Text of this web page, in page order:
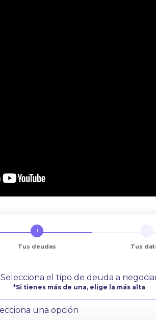
Tus deudas Tus
Selecciona el tipo de deuda a
*Si tienes más de una, elige la más alta